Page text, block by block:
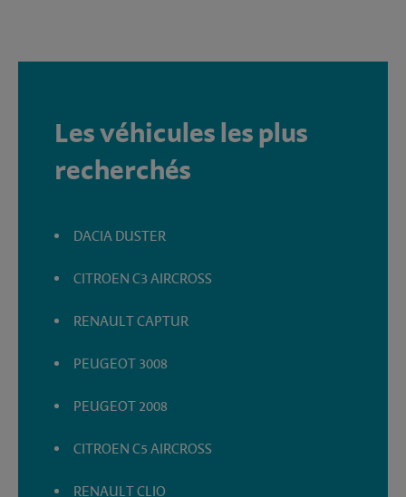
Les véhicules les plus
recherchés
DACIA DUSTER
CITROEN C3 AIRCROSS
RENAULT CAPTUR
PEUGEOT 3008
PEUGEOT 2008
CITROEN C5 AIRCROSS
RENAULT CLIO